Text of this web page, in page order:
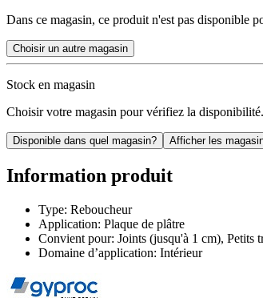
Dans ce magasin, ce produit n'est pas disponible
Choisir un autre magasin
Stock en magasin
Choisir votre magasin pour vérifiez la disponibilité.
Disponible dans quel magasin? Afficher les
Information produit
Type: Reboucheur
Application: Plaque de plâtre
Convient pour: Joints (jusqu'à 1 cm), Petits
Domaine d’application: Intérieur